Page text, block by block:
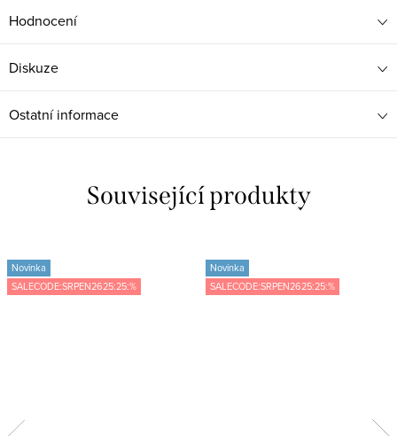
Hodnocení
Diskuze
Ostatní informace
Související produkty
Novinka
SALECODE:SRPEN2625:25:%
Novinka
SALECODE:SRPEN2625:25:%